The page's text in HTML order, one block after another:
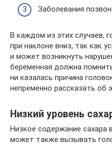
Заболевания
В каждом из этих случаев,
при наклоне вниз, так как
и может возникнуть
беременная должна
ни казалась причина
непременно рассказать об
Низкий уровень
Низкое содержание сахара
может также вызывать